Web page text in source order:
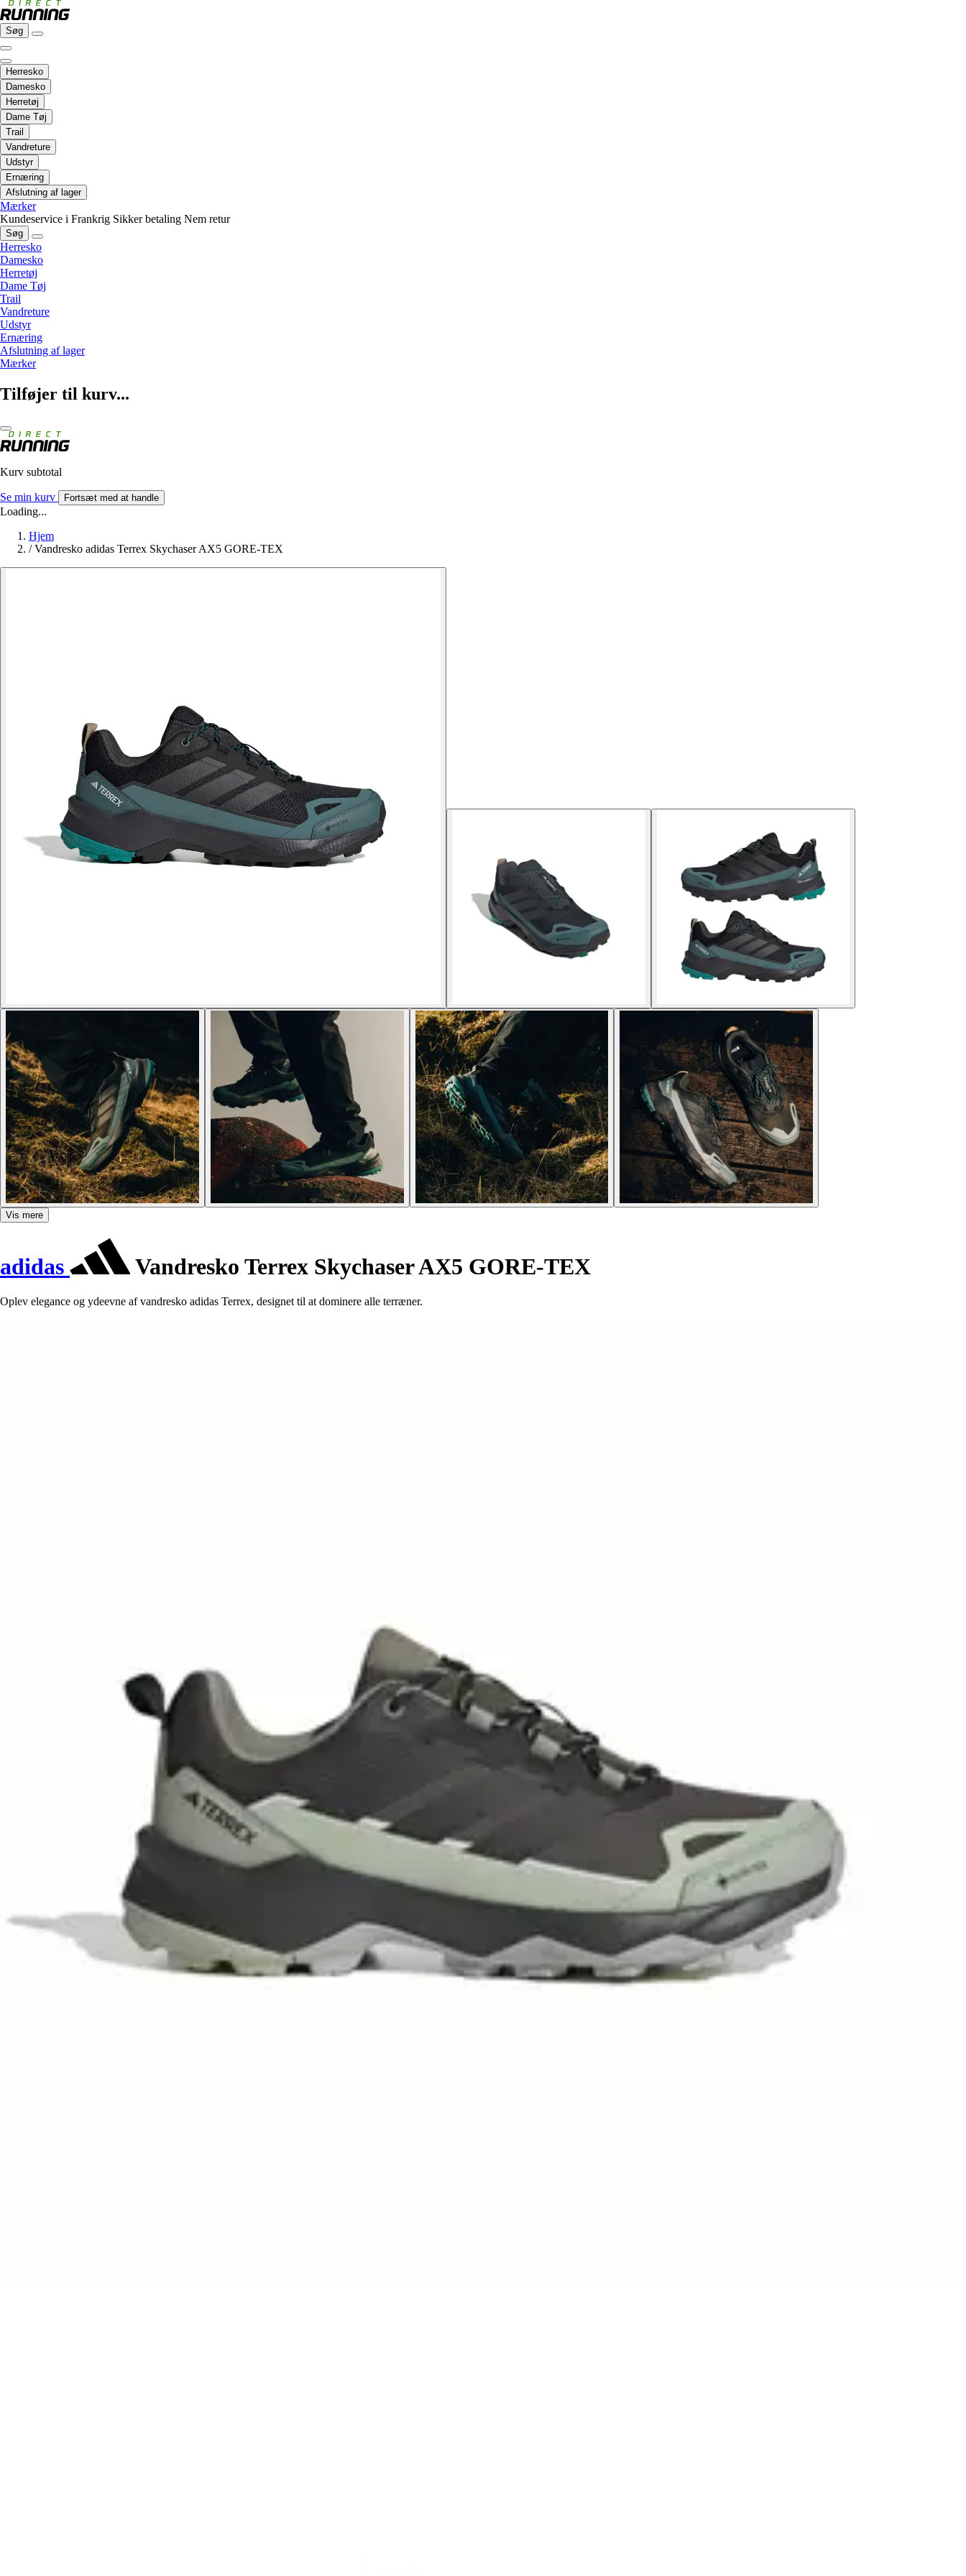
Søg
Herresko
Damesko
Herretøj
Dame Tøj
Trail
Vandreture
Udstyr
Ernæring
Afslutning af lager
Mærker
Kundeservice i Frankrig Sikker betaling Nem retur
Søg
Herresko
Damesko
Herretøj
Dame Tøj
Trail
Vandreture
Udstyr
Ernæring
Afslutning af lager
Mærker
Tilføjer til kurv...
Kurv subtotal
Se min kurv Fortsæt med at handle
Loading...
Hjem
/ Vandresko adidas Terrex Skychaser AX5 GORE-TEX
Vis mere
adidas Vandresko Terrex Skychaser AX5 GORE-TEX
Oplev elegance og ydeevne af vandresko adidas Terrex, designet til at dominere alle terræner.